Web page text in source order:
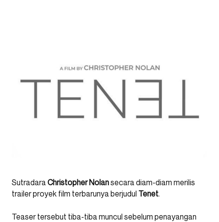
SutradaraChristopher Nolansecara diam-diam merilis
trailer proyek film terbarunya berjudul Tenet.
Teaser tersebut tiba-tiba muncul sebelum penayangan